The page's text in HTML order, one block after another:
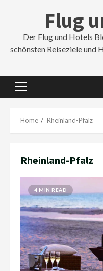
Flug
Der Flug und Hotels
schönsten Reiseziele und
Primary
Home Rheinland-Pfalz
Rheinland-Pfalz
4 MIN READ